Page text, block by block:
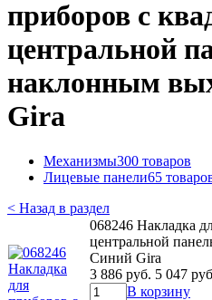
приборов с
центральной
наклонным
Gira
Механизмы300 товаров
Лицевые панели65
< Назад в раздел
068246 Накладка
центральной
Синий Gira
3 886 руб. 5 047
В корзину